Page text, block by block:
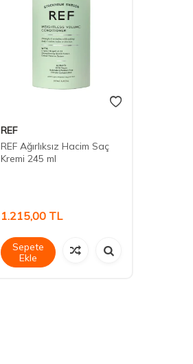
REF
REF Ağırlıksız Hacim Saç
Kremi 245 ml
1.215,00 TL
Sepete
Ekle